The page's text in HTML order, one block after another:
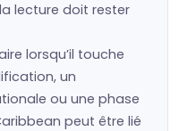
lecture doit rester
lorsqu’il touche
un
ou une phase
peut être lié